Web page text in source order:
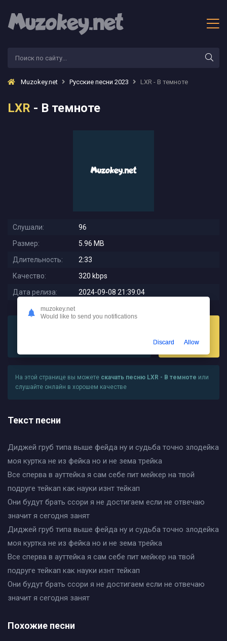
Muzokey.net Русские песни 2023 LXR - В темноте
LXR - В темноте
Слушали:
96
Размер:
5.96 MB
Длительность:
2:33
Качество:
320 kbps
Дата релиза:
2024-09-08 21:39:04
Скачать
На этой странице вы можете скачать песню LXR - В темноте или
слушайте онлайн в хорошем качестве
Текст песни
Диджей груб типа выше фейда ну и судьба точно злодейка
моя куртка не из фейка но и не зема трейка
Все сперва в ауттейка я сам себе пит мейкер на твой
подруге тейкап как науки изнт тейкап
Они будут брать ссори я не достигаем если не отвечаю
значит я сегодня занят
Диджей груб типа выше фейда ну и судьба точно злодейка
моя куртка не из фейка но и не зема трейка
Все сперва в ауттейка я сам себе пит мейкер на твой
подруге тейкап как науки изнт тейкап
Они будут брать ссори я не достигаем если не отвечаю
значит я сегодня занят
Похожие песни
muzokey.net
Would like to send you notifications
Discard Allow